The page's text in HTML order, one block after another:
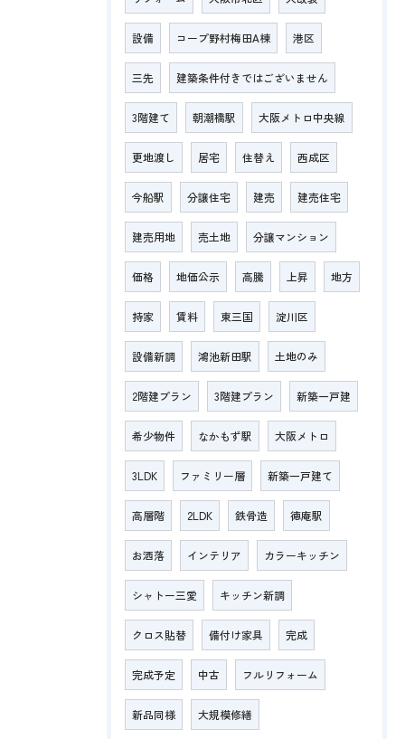
設備 コープ野村梅田A棟 港区
三先 建築条件付きではございません
3階建て 朝潮橋駅 大阪メトロ中央線
更地渡し 居宅 住替え 西成区
今船駅 分譲住宅 建売 建売住宅
建売用地 売土地 分譲マンション
価格 地価公示 高騰 上昇 地方
持家 賃料 東三国 淀川区
設備新調 鴻池新田駅 土地のみ
2階建プラン 3階建プラン 新築一戸建
希少物件 なかもず駅 大阪メトロ
3LDK ファミリー層 新築一戸建て
高層階 2LDK 鉄骨造 徳庵駅
お洒落 インテリア カラーキッチン
シャトー三愛 キッチン新調
クロス貼替 備付け家具 完成
完成予定 中古 フルリフォーム
新品同様 大規模修繕